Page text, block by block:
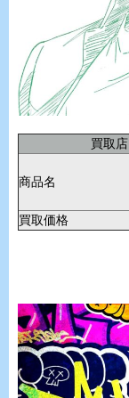
買取店
商品名
買取価格